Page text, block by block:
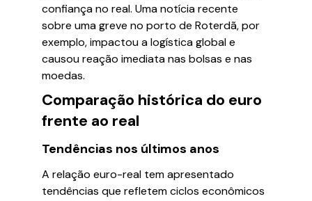
confiança no real. Uma notícia recente
sobre uma greve no porto de Roterdã, por
exemplo, impactou a logística global e
causou reação imediata nas bolsas e nas
moedas.
Comparação histórica do euro
frente ao real
Tendências nos últimos anos
A relação euro-real tem apresentado
tendências que refletem ciclos econômicos